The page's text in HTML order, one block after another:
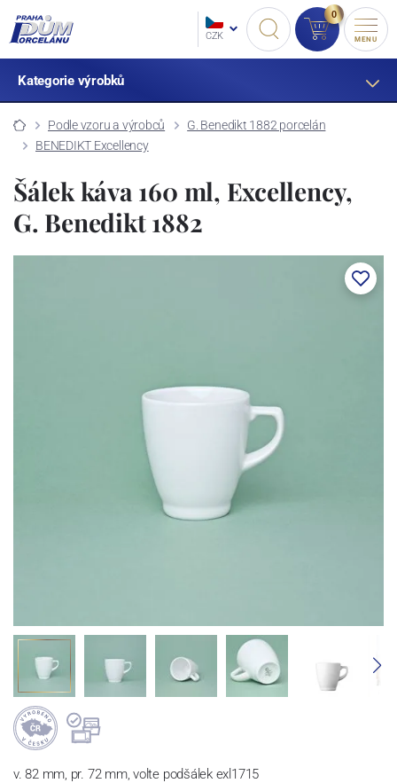
CZK
0
MENU
Kategorie výrobků
Podle vzoru a výrobců
G. Benedikt 1882 porcelán
BENEDIKT Excellency
Šálek káva 160 ml, Excellency,
G. Benedikt 1882
v. 82 mm, pr. 72 mm, volte podšálek exl1715